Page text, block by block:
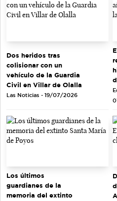
Dos heridos tras
colisionar con un
vehículo de la Guardia
Civil en Villar de Olalla
Las Noticias - 19/07/2026
Los últimos
guardianes de la
memoria del extinto